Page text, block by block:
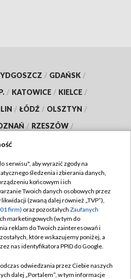
/ GDAŃSK /
/ KATOWICE / KIELCE /
/ ŁÓDŹ / OLSZTYN /
/ RZESZÓW /
nas:
TVP
TVP
prywatności
Moje zgody
serwisu", aby wyrazić zgody na
śledzenia i zbierania danych,
końcowym i ich
Twoich danych osobowych przez
(zwaną dalej również „TVP”),
firm) oraz pozostałych Zaufanych
marketingowych (w tym do
reklam do Twoich zainteresowań i
które wskazujemy poniżej, a
nas identyfikatora PPID do Google.
odwiedzania przez Ciebie naszych
dalej „Portalem”, w tym informacje